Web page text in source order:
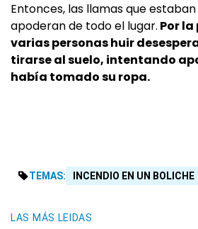
Entonces, las llamas que
apoderan de todo el lugar. Por la
varias personas huir
tirarse al suelo, intentando
había tomado su ropa.
TEMAS: INCENDIO EN UN BOLICHE
LAS MÁS LEIDAS